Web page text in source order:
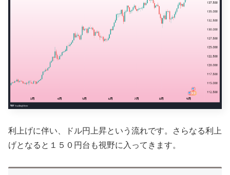
利上げに伴い、ドル円上昇という流れです。さらなる利上
げとなると１５０円台も視野に入ってきます。